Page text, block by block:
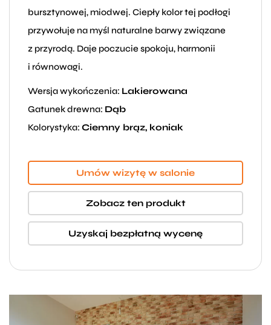
bursztynowej, miodwej. Ciepły kolor tej podłogi
przywołuje na myśl naturalne barwy związane
z przyrodą. Daje poczucie spokoju, harmonii
i równowagi.
Wersja wykończenia: Lakierowana
Gatunek drewna: Dąb
Kolorystyka: Ciemny brąz, koniak
Umów wizytę w salonie
Zobacz ten produkt
Uzyskaj bezpłatną wycenę